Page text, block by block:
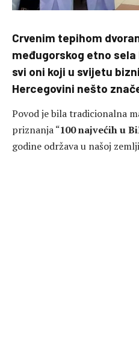
Crvenim tepihom
međugorskog etno
svi oni koji u svijetu
Hercegovini nešto
Povod je bila tradicionalna
priznanja “100 najvećih u
godine održava u našoj